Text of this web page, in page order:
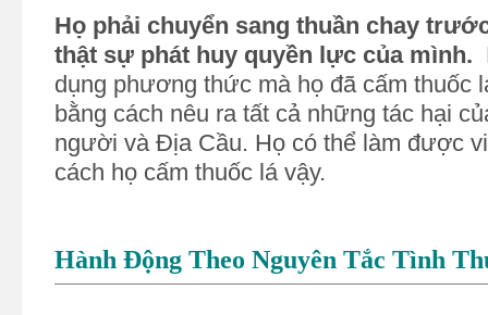
Họ phải chuyển sang thuần chay
thật sự phát huy quyền lực của mình.
dụng phương thức mà họ đã cấm thuốc
bằng cách nêu ra tất cả những tác hại
người và Địa Cầu. Họ có thể làm được
cách họ cấm thuốc lá vậy.
Hành Động Theo Nguyên Tắc Tình